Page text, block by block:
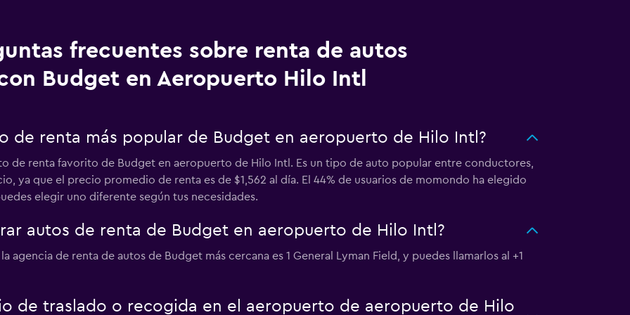
frecuentes sobre renta de autos
Budget en Aeropuerto Hilo Intl
de renta más popular de Budget en aeropuerto de Hilo Intl?
de renta favorito de Budget en aeropuerto de Hilo Intl. Es un tipo de auto popular entre conductores,
ya que el precio promedio de renta es de $1,562 al día. El 44% de usuarios de momondo ha elegido
elegir uno diferente según tus necesidades.
autos de renta de Budget en aeropuerto de Hilo Intl?
agencia de renta de autos de Budget más cercana es 1 General Lyman Field, y puedes llamarlos al +1
de traslado o recogida en el aeropuerto de aeropuerto de Hilo